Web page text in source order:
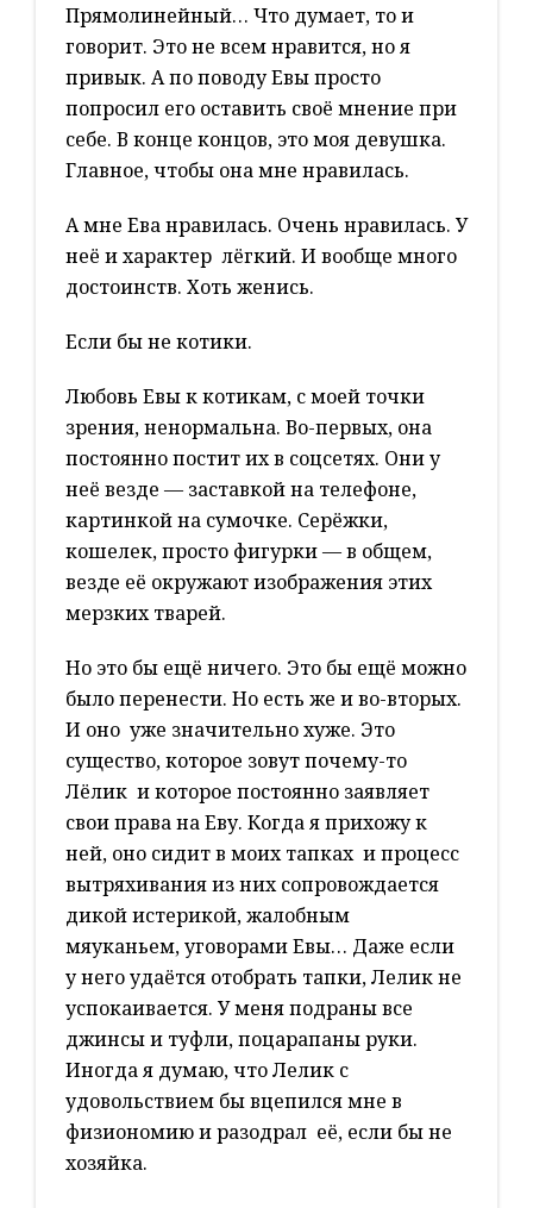
Прямолинейный… Что думает, то и
говорит. Это не всем нравится, но я
привык. А по поводу Евы просто
попросил его оставить своё мнение при
себе. В конце концов, это моя девушка.
Главное, чтобы она мне нравилась.
А мне Ева нравилась. Очень нравилась. У
неё и характер лёгкий. И вообще много
достоинств. Хоть женись.
Если бы не котики.
Любовь Евы к котикам, с моей точки
зрения, ненормальна. Во-первых, она
постоянно постит их в соцсетях. Они у
неё везде — заставкой на телефоне,
картинкой на сумочке. Серёжки,
кошелек, просто фигурки — в общем,
везде её окружают изображения этих
мерзких тварей.
Но это бы ещё ничего. Это бы ещё можно
было перенести. Но есть же и во-вторых.
И оно уже значительно хуже. Это
существо, которое зовут почему-то
Лёлик и которое постоянно заявляет
свои права на Еву. Когда я прихожу к
ней, оно сидит в моих тапках и процесс
вытряхивания из них сопровождается
дикой истерикой, жалобным
мяуканьем, уговорами Евы… Даже если
у него удаётся отобрать тапки, Лелик не
успокаивается. У меня подраны все
джинсы и туфли, поцарапаны руки.
Иногда я думаю, что Лелик с
удовольствием бы вцепился мне в
физиономию и разодрал её, если бы не
хозяйка.